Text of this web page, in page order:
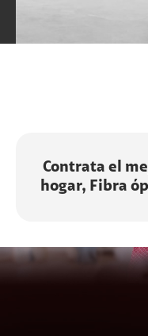
Contrata el
hogar, Fibra